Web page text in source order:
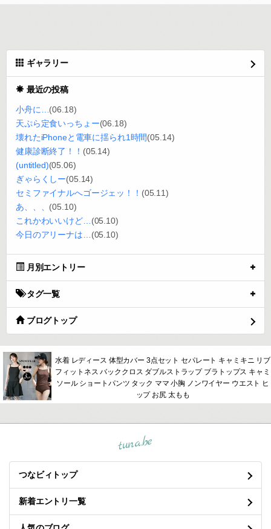
ギャラリー
最近の投稿
小舟に…(06.18)
天ぷら定食いっちょー(06.18)
壊れたiPhoneと電車に揺られ1時間(05.14)
健康診断終了！！ (05.14)
(untitled)(05.06)
ぎゃらくしー(05.14)
セミファイナルへゴージェッ！！ (05.11)
あ、、、 (05.10)
これかわいいけど…(05.10)
今日のアリーナは…(05.10)
月別エントリー
タグ一覧
ブログトップ
水着 レディース 体型カバー 3点セット セパレート キャミキニ リブ
フィットネス バッククロス ダブルストラップ ブラトップス キャミ
ソール ショートパンツ タック ママ 小胸 ノンワイヤー ウエスト ヒ
ップ お尻 太もも
tuna.be
つなビィトップ
新着エントリ一覧